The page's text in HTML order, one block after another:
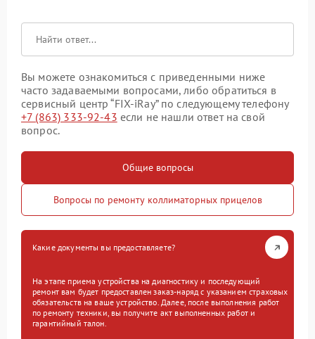
Вы можете ознакомиться с приведенными ниже
часто задаваемыми вопросами, либо обратиться в
сервисный центр “FIX-iRay” по следующему телефону
+7 (863) 333-92-43 если не нашли ответ на свой
вопрос.
Общие вопросы
Вопросы по ремонту коллиматорных прицелов
Какие документы вы предоставляете?
На этапе приема устройства на диагностику и последующий
ремонт вам будет предоставлен заказ-наряд с указанием страховых
обязательств на ваше устройство. Далее, после выполнения работ
по ремонту техники, вы получите акт выполненных работ и
гарантийный талон.